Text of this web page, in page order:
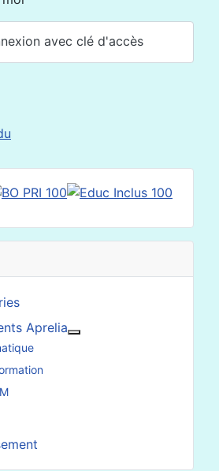
avec clé d'accès
Aprelia